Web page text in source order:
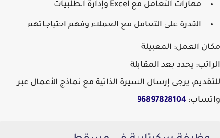
مهارات التعامل مع Excel وإدارة الطلبيات
القدرة على التعامل مع العملاء وفهم احتياجاتهم
مكان العمل: المعبيلة
الراتب: يحدد بعد المقابلة
للتقديم، يرجى إرسال السيرة الذاتية مع نماذج الأعمال عبر
واتساب: 96897828104